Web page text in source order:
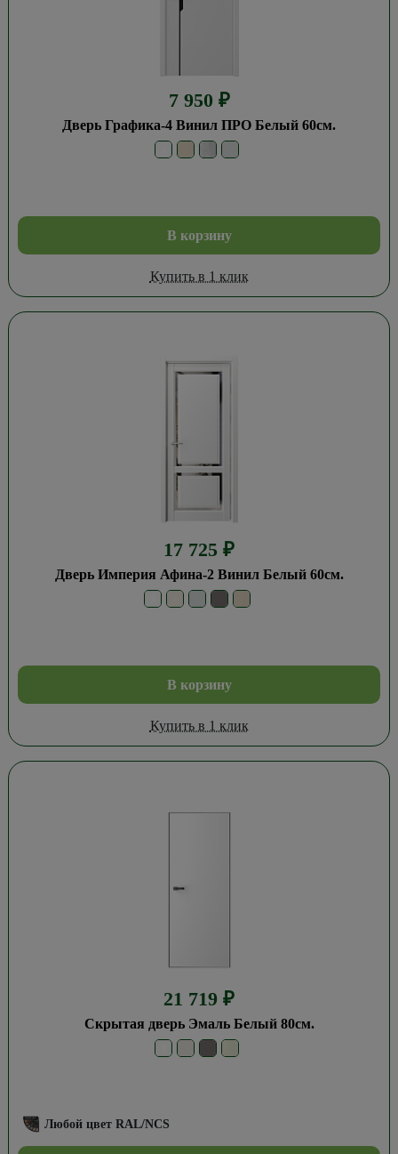
7 950 ₽
Дверь Графика-4 Винил ПРО Белый 60см.
В корзину
Купить в 1 клик
17 725 ₽
Дверь Империя Афина-2 Винил Белый 60см.
В корзину
Купить в 1 клик
21 719 ₽
Скрытая дверь Эмаль Белый 80см.
Любой цвет RAL/NCS